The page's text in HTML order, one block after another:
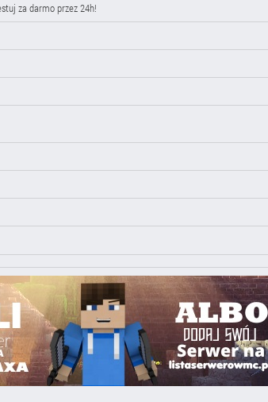
za darmo przez 24h!